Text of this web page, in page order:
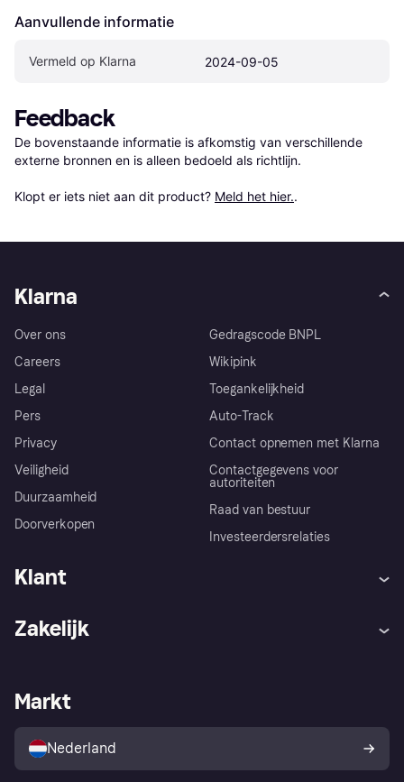
Aanvullende informatie
Vermeld op Klarna 2024-09-05
Feedback
De bovenstaande informatie is afkomstig van verschillende
externe bronnen en is alleen bedoeld als richtlijn.
Klopt er iets niet aan dit product? Meld het hier..
Klarna
Over ons
Careers
Legal
Pers
Privacy
Veiligheid
Duurzaamheid
Doorverkopen
Gedragscode BNPL
Wikipink
Toegankelijkheid
Auto-Track
Contact opnemen met Klarna
Contactgegevens voor
autoriteiten
Raad van bestuur
Investeerdersrelaties
Klant
Winkeloverzicht
Kopersbescherming voor
consumenten
Zakelijk
Zakelijke login
Markt
Nederland